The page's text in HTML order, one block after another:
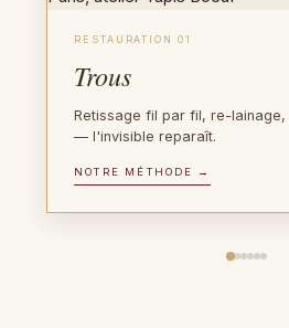
RESTAURATION 01
Trous
Retissage fil par fil, re-lainage,
— l'invisible reparaît.
NOTRE MÉTHODE →
PIÈCES D'EXCEPTION
Tapis anciens
FIBRE PRÉCIEUSE
Tapis en soie